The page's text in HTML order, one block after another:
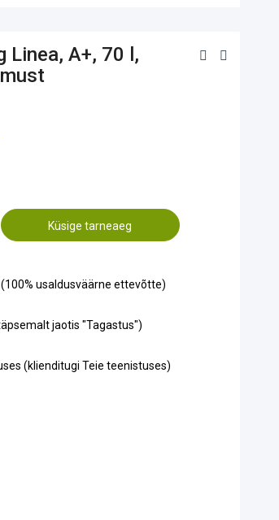
Linea, A+, 70 l,
Küsige tarneaeg
usaldusväärne ettevõtte)
jaotis "Tagastus")
(klienditugi Teie teenistuses)